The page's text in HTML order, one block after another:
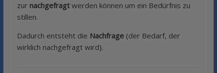
zur nachgefragt werden können um ein Bedürfnis zu
stillen.
Dadurch entsteht die Nachfrage(der Bedarf, der
wirklich nachgefragt wird).